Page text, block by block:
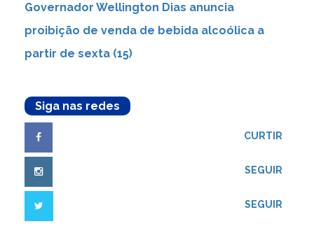
Governador Wellington Dias anuncia
proibição de venda de bebida alcoólica a
partir de sexta (15)
Siga nas redes
CURTIR
SEGUIR
SEGUIR